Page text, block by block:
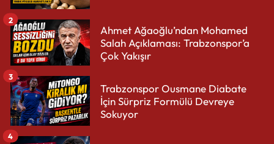
Ahmet Ağaoğlu’ndan Mohamed
Salah Açıklaması: Trabzonspor’a
Çok Yakışır
2
Trabzonspor Ousmane Diabate
İçin Sürpriz Formülü Devreye
Sokuyor
3
4